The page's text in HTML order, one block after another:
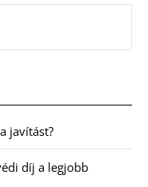
javítást?
díj a legjobb